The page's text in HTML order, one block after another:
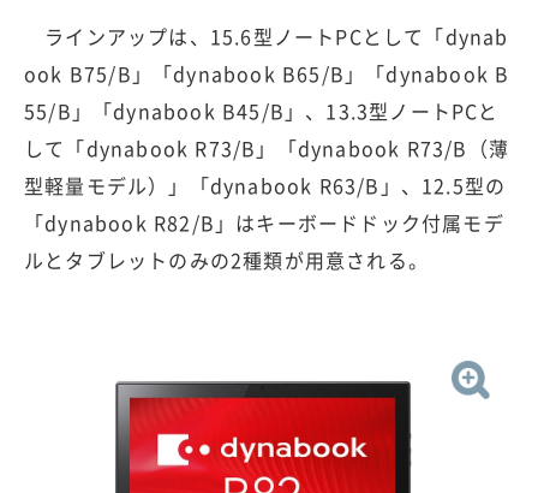
ラインアップは、15.6型ノートPCとして「dynab
ook B75/B」「dynabook B65/B」「dynabook B
55/B」「dynabook B45/B」、13.3型ノートPCと
して「dynabook R73/B」「dynabook R73/B（薄
型軽量モデル）」「dynabook R63/B」、12.5型の
「dynabook R82/B」はキーボードドック付属モデ
ルとタブレットのみの2種類が用意される。